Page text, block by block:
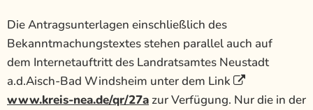
Die Antragsunterlagen einschließlich des
Bekanntmachungstextes stehen parallel auch auf
dem Internetauftritt des Landratsamtes Neustadt
a.d.Aisch-Bad Windsheim unter dem Link
www.kreis-nea.de/qr/27azur Verfügung. Nur die in der